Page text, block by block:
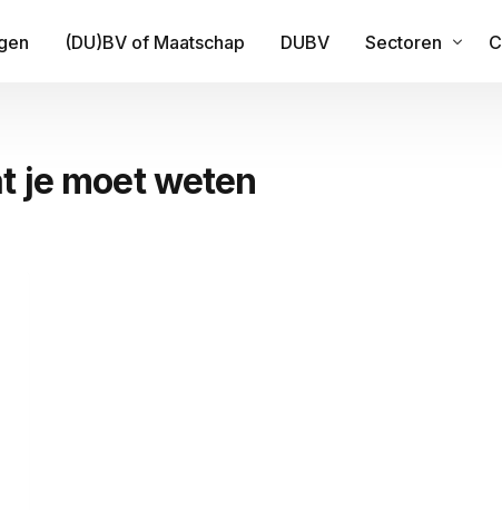
(DU)BV of Maatschap DUBV Sectoren
je moet weten